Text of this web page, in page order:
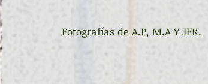
Fotografías de A.P, M.A Y JFK.